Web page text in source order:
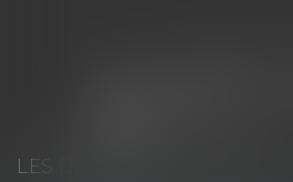
LES DERNIÈRES ACTUALITÉS